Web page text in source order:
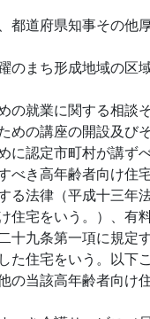
都道府県知事その他
のまち形成地域の区
の就業に関する相談
めの講座の開設及び
に認定市町村が講ず
べき高年齢者向け住
る法律（平成十三年
住宅をいう。）、有
十九条第一項に規定
住宅をいう。以下
の当該高年齢者向け